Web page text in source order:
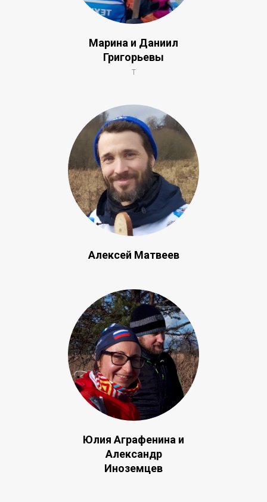
Марина и Даниил
Григорьевы
Т
Алексей Матвеев
Юлия Аграфенина и
Александр
Иноземцев